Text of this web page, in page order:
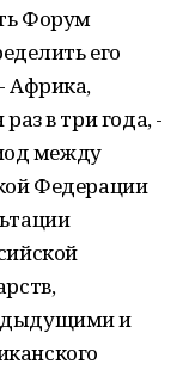
Форум
его
Африка,
в три года, -
между
Федерации
и